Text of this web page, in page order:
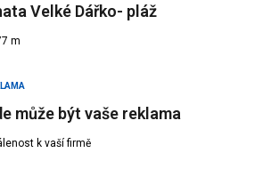
Velké Dářko- pláž
m
může být vaše reklama
k vaší firmě